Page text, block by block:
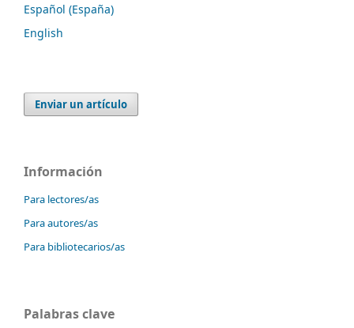
Español (España)
English
Enviar un artículo
Información
Para lectores/as
Para autores/as
Para bibliotecarios/as
Palabras clave